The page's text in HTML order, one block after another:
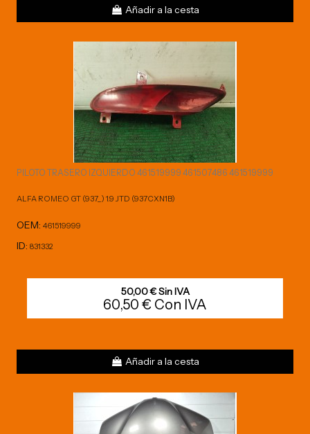
Añadir a la cesta
PILOTO TRASERO IZQUIERDO 461519999 461507486 461519999
ALFA ROMEO GT (937_) 1.9 JTD (937CXN1B)
OEM: 461519999
ID: 831332
50,00 € Sin IVA
60,50 € Con IVA
Añadir a la cesta